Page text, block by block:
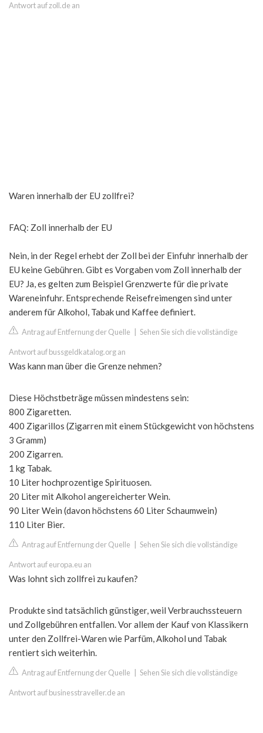
Antwort auf zoll.de an
Waren innerhalb der EU zollfrei?
FAQ: Zoll innerhalb der EU
Nein, in der Regel erhebt der Zoll bei der Einfuhr innerhalb der
EU keine Gebühren. Gibt es Vorgaben vom Zoll innerhalb der
EU? Ja, es gelten zum Beispiel Grenzwerte für die private
Wareneinfuhr. Entsprechende Reisefreimengen sind unter
anderem für Alkohol, Tabak und Kaffee definiert.
Antrag auf Entfernung der Quelle Sehen Sie sich die vollständige
Antwort auf bussgeldkatalog.org an
Was kann man über die Grenze nehmen?
Diese Höchstbeträge müssen mindestens sein:
800 Zigaretten.
400 Zigarillos (Zigarren mit einem Stückgewicht von höchstens
3 Gramm)
200 Zigarren.
1 kg Tabak.
10 Liter hochprozentige Spirituosen.
20 Liter mit Alkohol angereicherter Wein.
90 Liter Wein (davon höchstens 60 Liter Schaumwein)
110 Liter Bier.
Antrag auf Entfernung der Quelle Sehen Sie sich die vollständige
Antwort auf europa.eu an
Was lohnt sich zollfrei zu kaufen?
Produkte sind tatsächlich günstiger, weil Verbrauchssteuern
und Zollgebühren entfallen. Vor allem der Kauf von Klassikern
unter den Zollfrei-Waren wie Parfüm, Alkohol und Tabak
rentiert sich weiterhin.
Antrag auf Entfernung der Quelle Sehen Sie sich die vollständige
Antwort auf businesstraveller.de an